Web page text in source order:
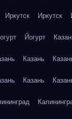
Иркутск Иркутск
Йогурт
Казань
Казань